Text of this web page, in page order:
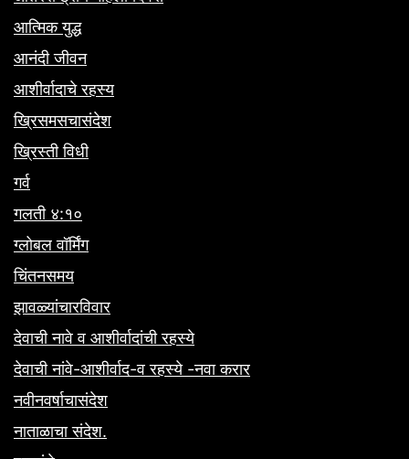
आत्मिक युद्ध
आनंदी जीवन
आशीर्वादाचे रहस्य
ख्रिसमसचासंदेश
ख्रिस्ती विधी
गर्व
गलती ४:१०
ग्लोबल वॉर्मिंग
चिंतनसमय
झावळ्यांचारविवार
देवाची नावे व आशीर्वादांची रहस्ये
देवाची नांवे-आशीर्वाद-व रहस्ये -नवा करार
नवीनवर्षाचासंदेश
नाताळाचा संदेश.